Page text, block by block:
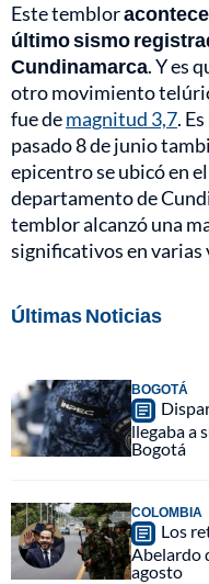
Este temblor
último sismo
Cundinamarca. Y es
otro movimiento
fue demagnitud 3,7.
pasado 8 de junio
epicentro se ubicó en
departamento de
temblor alcanzó una
significativos en varias
Últimas Noticias
BOGOTÁ
llegaba a
Bogotá
COLOMBIA
Los
Abelardo
agosto